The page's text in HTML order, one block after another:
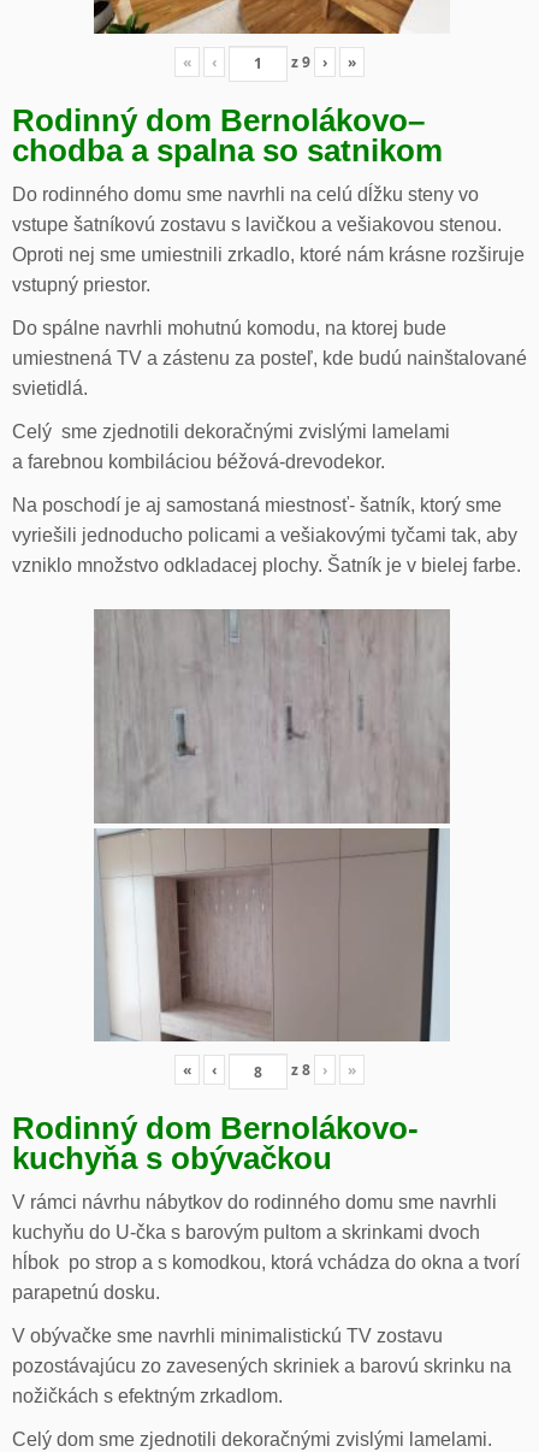
« ‹ z9 › »
Rodinný dom Bernolákovo–
chodba a spalna so satnikom
Do rodinného domu sme navrhli na celú dĺžku steny vo
vstupe šatníkovú zostavu s lavičkou a vešiakovou stenou.
Oproti nej sme umiestnili zrkadlo, ktoré nám krásne rozširuje
vstupný priestor.
Do spálne navrhli mohutnú komodu, na ktorej bude
umiestnená TV a zástenu za posteľ, kde budú nainštalované
svietidlá.
Celý sme zjednotili dekoračnými zvislými lamelami
a farebnou kombiláciou béžová-drevodekor.
Na poschodí je aj samostaná miestnosť- šatník, ktorý sme
vyriešili jednoducho policami a vešiakovými tyčami tak, aby
vzniklo množstvo odkladacej plochy. Šatník je v bielej farbe.
« ‹ z8 › »
Rodinný dom Bernolákovo-
kuchyňa s obývačkou
V rámci návrhu nábytkov do rodinného domu sme navrhli
kuchyňu do U-čka s barovým pultom a skrinkami dvoch
hĺbok po strop a s komodkou, ktorá vchádza do okna a tvorí
parapetnú dosku.
V obývačke sme navrhli minimalistickú TV zostavu
pozostávajúcu zo zavesených skriniek a barovú skrinku na
nožičkách s efektným zrkadlom.
Celý dom sme zjednotili dekoračnými zvislými lamelami.